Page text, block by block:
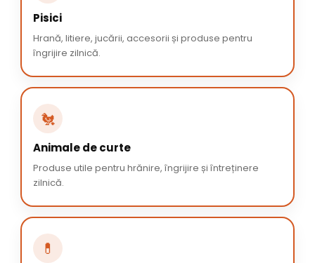
Pisici
Hrană, litiere, jucării, accesorii și produse pentru
îngrijire zilnică.
🐔
Animale de curte
Produse utile pentru hrănire, îngrijire și întreținere
zilnică.
💊